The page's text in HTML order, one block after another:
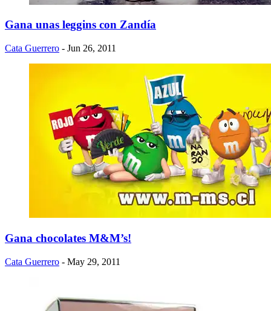
Gana unas leggins con Zandía
Cata Guerrero - Jun 26, 2011
Gana chocolates M&M’s!
Cata Guerrero - May 29, 2011